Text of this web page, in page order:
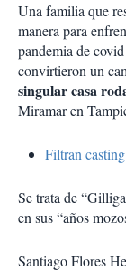
Una familia que
manera para
pandemia de
convirtieron un
singular casa
Miramar en
Filtran
Se trata de
en sus “años
Santiago Flores